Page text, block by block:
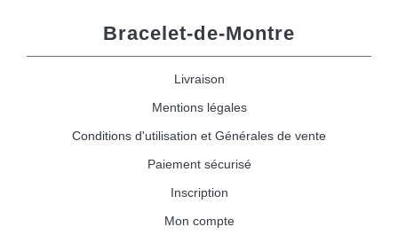
Bracelet-de-Montre
Livraison
Mentions légales
Conditions d'utilisation et Générales de vente
Paiement sécurisé
Inscription
Mon compte